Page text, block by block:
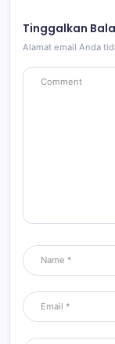
Tinggalkan
Alamat email Anda